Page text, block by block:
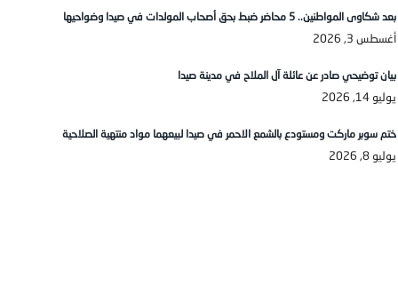
بعد شكاوى المواطنين.. 5 محاضر ضبط بحق أصحاب المولدات في صيدا وضواحيها
أغسطس 3, 2026
بيان توضيحي صادر عن عائلة آل الملاح في مدينة صيدا
يوليو 14, 2026
ختم سوبر ماركت ومستودع بالشمع الاحمر في صيدا لبيعهما مواد منتهية الصلاحية
يوليو 8, 2026